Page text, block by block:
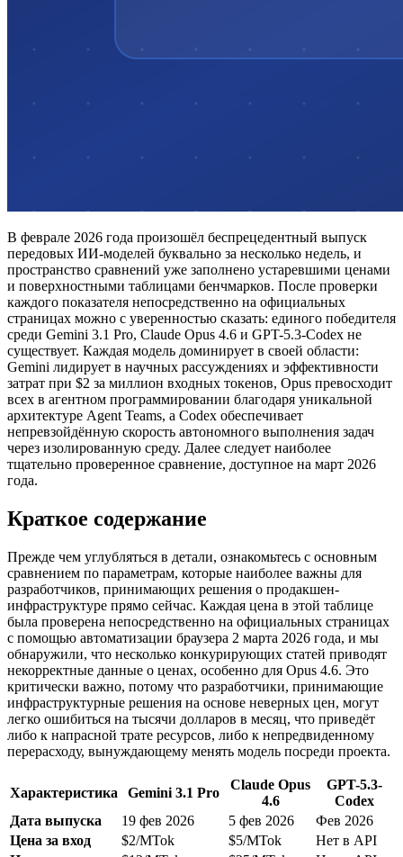
В феврале 2026 года произошёл беспрецедентный выпуск
передовых ИИ-моделей буквально за несколько недель, и
пространство сравнений уже заполнено устаревшими ценами
и поверхностными таблицами бенчмарков. После проверки
каждого показателя непосредственно на официальных
страницах можно с уверенностью сказать: единого победителя
среди Gemini 3.1 Pro, Claude Opus 4.6 и GPT-5.3-Codex не
существует. Каждая модель доминирует в своей области:
Gemini лидирует в научных рассуждениях и эффективности
затрат при $2 за миллион входных токенов, Opus превосходит
всех в агентном программировании благодаря уникальной
архитектуре Agent Teams, а Codex обеспечивает
непревзойдённую скорость автономного выполнения задач
через изолированную среду. Далее следует наиболее
тщательно проверенное сравнение, доступное на март 2026
года.
Краткое содержание
Прежде чем углубляться в детали, ознакомьтесь с основным
сравнением по параметрам, которые наиболее важны для
разработчиков, принимающих решения о продакшен-
инфраструктуре прямо сейчас. Каждая цена в этой таблице
была проверена непосредственно на официальных страницах
с помощью автоматизации браузера 2 марта 2026 года, и мы
обнаружили, что несколько конкурирующих статей приводят
некорректные данные о ценах, особенно для Opus 4.6. Это
критически важно, потому что разработчики, принимающие
инфраструктурные решения на основе неверных цен, могут
легко ошибиться на тысячи долларов в месяц, что приведёт
либо к напрасной трате ресурсов, либо к непредвиденному
перерасходу, вынуждающему менять модель посреди проекта.
Характеристика Gemini 3.1 Pro
Claude Opus
4.6
GPT-5.3-
Codex
Дата выпуска
19 фев 2026 5 фев 2026
Фев 2026
Цена за вход
$2/MTok $5/MTok
Нет в API